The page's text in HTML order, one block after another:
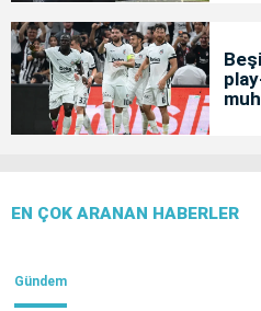
EN ÇOK ARANAN HABERLER
Gündem